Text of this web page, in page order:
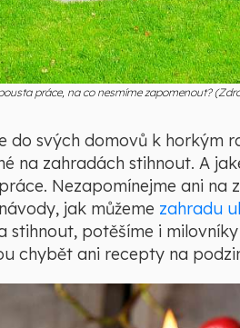
práce, na co nesmíme zapomenout?
do svých domovů k horkým
na zahradách stihnout. A
Nezapomínejme ani na
jak můžeme zahradu
stihnout, potěšíme i
chybět ani recepty na